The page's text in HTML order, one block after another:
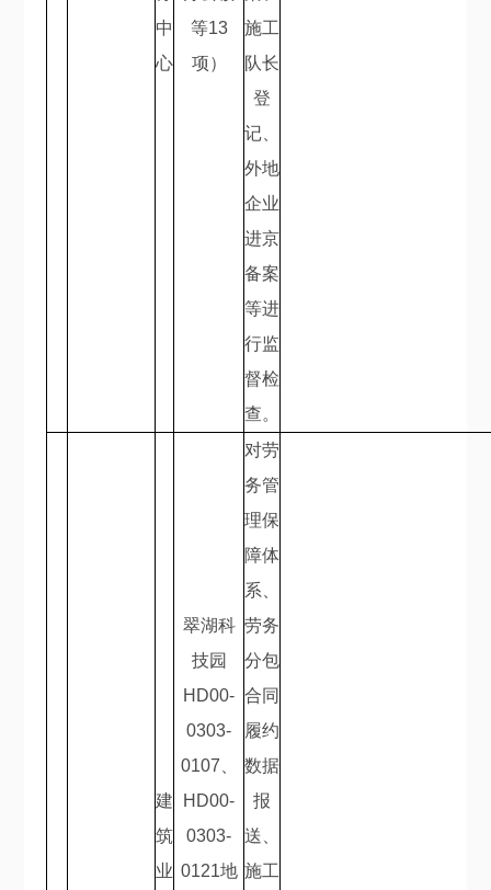
中
心
等13
项）
施工
队长
登
记、
外地
企业
进京
备案
等进
行监
督检
查。
建
筑
业
翠湖科
技园
HD00-
0303-
0107
HD00-
0303-
0121地
对劳
务管
理保
障体
系、
劳务
分包
合同
履约
数据
报
送、
施工